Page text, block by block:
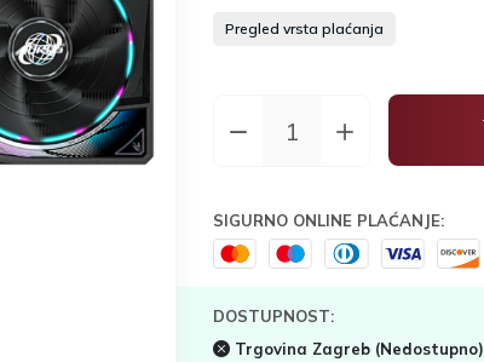
Pregled vrsta plaćanja
SIGURNO ONLINE PLAĆANJE:
DOSTUPNOST:
Trgovina Zagreb (Nedostupno)